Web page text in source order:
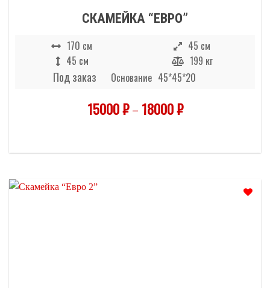
СКАМЕЙКА “ЕВРО”
170 см
45 см
45 см
199 кг
Под заказ Основание 45*45*20
15000₽– 18000₽